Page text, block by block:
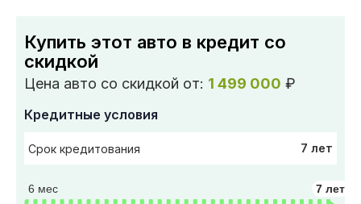
Купить этот авто в кредит со
скидкой
Цена авто со скидкой от: 1 499 000 ₽
Кредитные условия
Срок кредитования 7 лет
6 мес 7 лет